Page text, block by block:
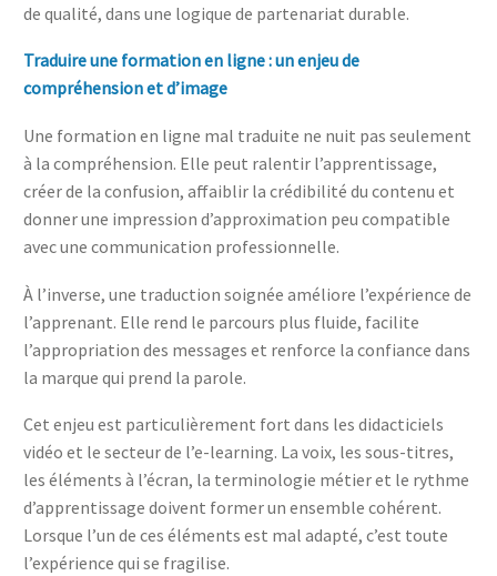
de qualité, dans une logique de partenariat durable.
Traduire une formation en ligne : un enjeu de
compréhension et d’image
Une formation en ligne mal traduite ne nuit pas seulement
à la compréhension. Elle peut ralentir l’apprentissage,
créer de la confusion, affaiblir la crédibilité du contenu et
donner une impression d’approximation peu compatible
avec une communication professionnelle.
À l’inverse, une traduction soignée améliore l’expérience de
l’apprenant. Elle rend le parcours plus fluide, facilite
l’appropriation des messages et renforce la confiance dans
la marque qui prend la parole.
Cet enjeu est particulièrement fort dans les didacticiels
vidéo et le secteur de l’e‑learning. La voix, les sous-titres,
les éléments à l’écran, la terminologie métier et le rythme
d’apprentissage doivent former un ensemble cohérent.
Lorsque l’un de ces éléments est mal adapté, c’est toute
l’expérience qui se fragilise.